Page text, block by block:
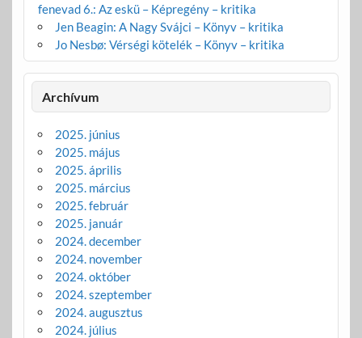
fenevad 6.: Az eskü – Képregény – kritika
Jen Beagin: A Nagy Svájci – Könyv – kritika
Jo Nesbø: Vérségi kötelék – Könyv – kritika
Archívum
2025. június
2025. május
2025. április
2025. március
2025. február
2025. január
2024. december
2024. november
2024. október
2024. szeptember
2024. augusztus
2024. július